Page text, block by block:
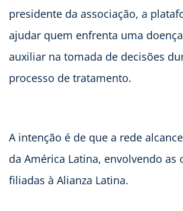
presidente da associação, a
ajudar quem enfrenta uma
auxiliar na tomada de decisões
processo de tratamento.
A intenção é de que a rede
da América Latina, envolvendo as
filiadas à Alianza Latina.